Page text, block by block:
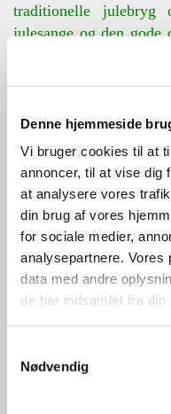
Denne hjemmeside
Vi bruger cookies til at
annoncer, til at vise dig
at analysere vores
din brug af vores
for sociale medier,
analysepartnere. Vores
data med andre
de har indsamlet fra
Nødvendig
traditionelle
julesange og den gode
(Ole Bisp's) muntre
Vi tog hjem ved
dag. Klik på det